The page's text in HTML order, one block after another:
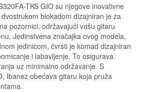
TKS GIO su njegove inovativne
blokadom dizajniran je za
pozornici, održavajući vašu gitaru
Jedinstvena značajka ovog modela,
jedinicom, čvrsti je komad dizajniran
i labavljenje. To osigurava
uz minimalno održavanje. S
Ibanez obećava gitaru koja pruža